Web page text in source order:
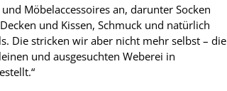
Möbelaccessoires an, darunter Socken
und Kissen, Schmuck und natürlich
Die stricken wir aber nicht mehr selbst – die
und ausgesuchten Weberei in